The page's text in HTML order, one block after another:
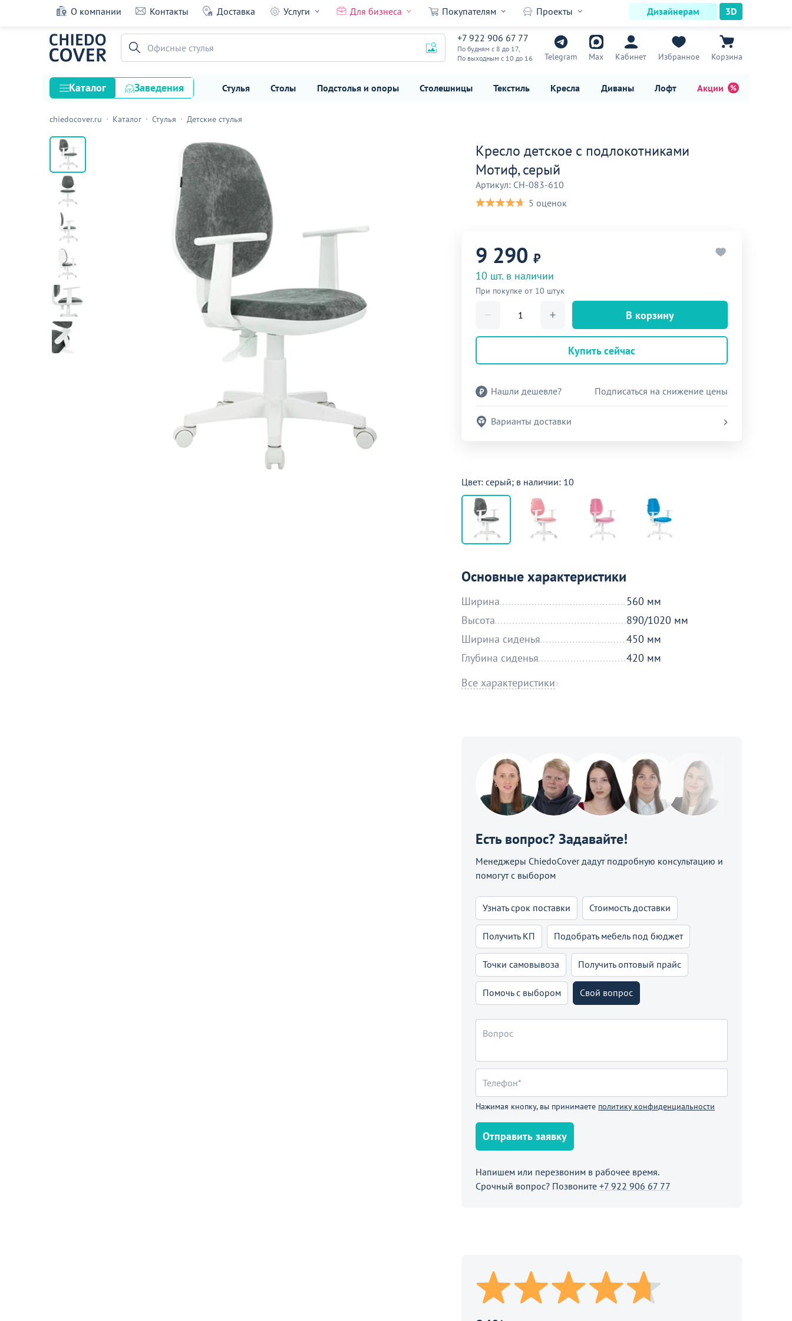
О компании Контакты Доставка Услуги Для бизнеса Покупателям Проекты Дизайнерам 3D
+7 922 906 67 77
По будням с 8 до 17,
По выходным с 10 до 16
Telegram Max Кабинет Избранное Корзина
Офисные стулья
Каталог Заведения Стулья Столы Подстолья и опоры Столешницы Текстиль Кресла Диваны Лофт Акции
Стулья
Столы
Подстолья и опоры
Столешницы
Текстиль
Кресла
Диваны
Лофт
Гостиницы и отели
Мебель для хранения
Комплектующие
Кресло детское с подлокотниками Мотиф, серый
5 оценок
9 290
chiedocover.ru Каталог Стулья Детские стулья
Кресло детское с подлокотниками
Мотиф, серый
Артикул: CH-083-610
5 оценок
9 290 ₽
10 шт. в наличии
При покупке от 10 штук
В корзину
Купить сейчас
Нашли дешевле? Подписаться на снижение цены
Варианты доставки
Цвет: серый; в наличии: 10
Основные характеристики
Ширина
560 мм
Высота
890/1020 мм
Ширина сиденья
450 мм
Глубина сиденья
420 мм
Все характеристики
Есть вопрос? Задавайте!
Менеджеры ChiedoCover дадут подробную консультацию и
помогут с выбором
Узнать срок поставки Стоимость доставки
Получить КП Подобрать мебель под бюджет
Точки самовывоза Получить оптовый прайс
Помочь с выбором Свой вопрос
Нажимая кнопку, вы принимаете политику конфиденциальности
Отправить заявку
Напишем или перезвоним в рабочее время.
Срочный вопрос? Позвоните +7 922 906 67 77
В корзине
Продолжить покупки
Распродажа